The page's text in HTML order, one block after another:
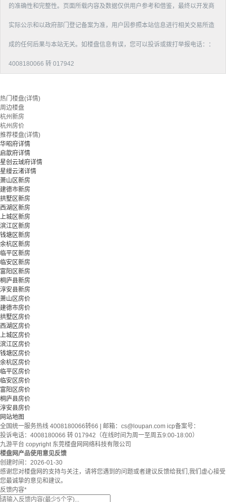
的准确性和完整性。页面所载内容及数据仅供用户参考和借鉴，最终以开发商
实际公示和以政府部门登记备案为准，用户因参照本站信息进行相关交易所造
成的任何后果与本站无关。如楼盘信息有误，您可以投诉或拨打举报电话：：
4008180066 转 017942
热门楼盘(详情)
周边楼盘
杭州新房
杭州房价
推荐楼盘(详情)
华昭府详情
启歆府详情
星创云珹府详情
星缦云渚详情
萧山区新房
建德市新房
拱墅区新房
西湖区新房
上城区新房
滨江区新房
钱塘区新房
余杭区新房
临平区新房
临安区新房
富阳区新房
桐庐县新房
淳安县新房
萧山区房价
建德市房价
拱墅区房价
西湖区房价
上城区房价
滨江区房价
钱塘区房价
余杭区房价
临平区房价
临安区房价
富阳区房价
桐庐县房价
淳安县房价
网站地图
全国统一服务热线 4008180066转66 | 邮箱： cs@loupan.com icp备案号：
投诉电话：4008180066 转 017942（在线时间为周一至周五9:00-18:00）
九游平台 copyright 东莞楼盘网网络科技有限公司
楼盘网产品使用意见反馈
创建时间： 2026-01-30
感谢您对楼盘网的支持与关注，请将您遇到的问题或者建议反馈给我们,我们虚心接受
您最诚挚的意见和建议。
反馈内容*